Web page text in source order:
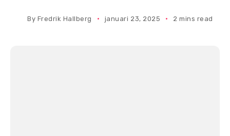
By Fredrik Hallberg januari 23, 2025 2 mins read